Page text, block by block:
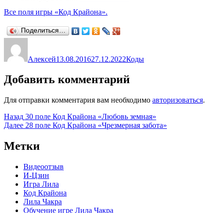
Все поля игры «Код Крайона».
Поделиться…
Алексей13.08.201627.12.2022Коды
Добавить комментарий
Для отправки комментария вам необходимо авторизоваться.
Навигация
по
записям
Назад Предыдущая
запись:
30 поле Код Крайона «Любовь земная»
Далее Следующая
28 поле Код Крайона «Чрезмерная забота»
Метки
Видеоотзыв
И-Цзин
Игра Лила
Код Крайона
Лила Чакра
Обучение игре Лила Чакра